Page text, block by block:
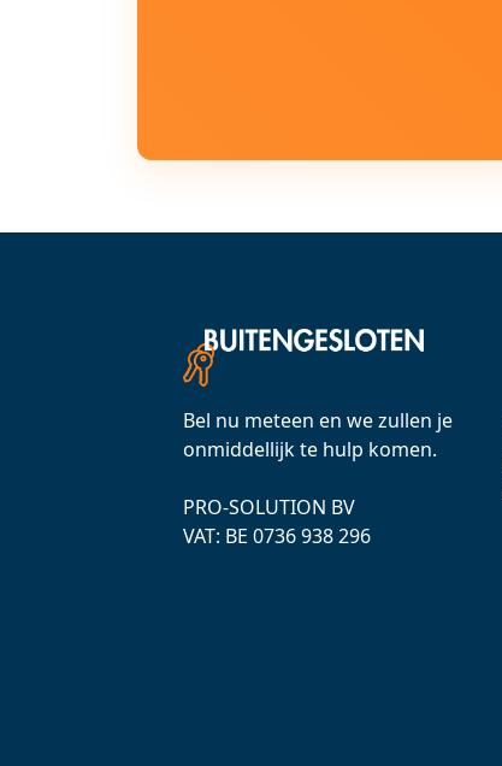
Bel nu meteen en we zullen je
onmiddellijk te hulp komen.
PRO-SOLUTION BV
VAT: ВЕ 0736 938 296